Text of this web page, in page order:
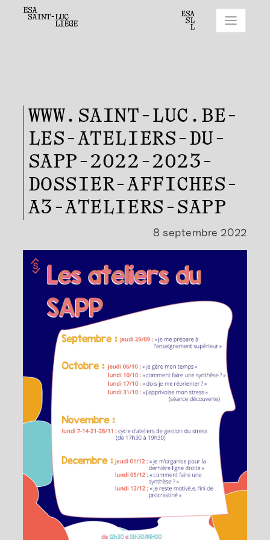
WWW.SAINT-LUC.BE-
LES-ATELIERS-DU-
SAPP-2022-2023-
DOSSIER-AFFICHES-
A3-ATELIERS-SAPP
8 septembre 2022